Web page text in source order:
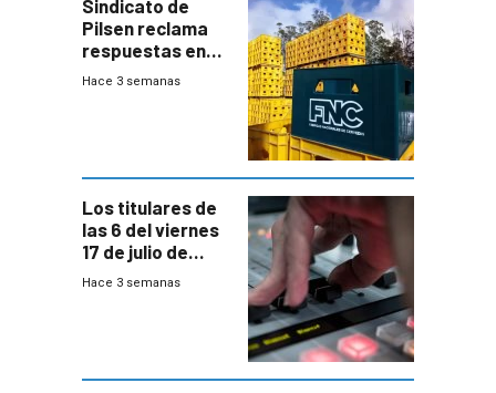
Sindicato de
Pilsen reclama
respuestas en
medio de
Hace 3 semanas
Los titulares de
las 6 del viernes
17 de julio de
2026
Hace 3 semanas